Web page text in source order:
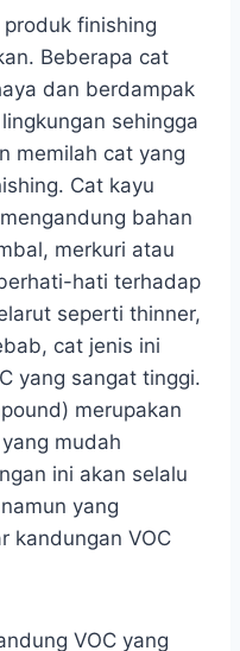
finishing
Beberapa cat
dan berdampak
sehingga
memilah cat yang
Cat kayu
bahan
merkuri atau
hati terhadap
seperti thinner,
cat jenis ini
yang sangat tinggi.
merupakan
mudah
ini akan selalu
yang
kandungan VOC
VOC yang